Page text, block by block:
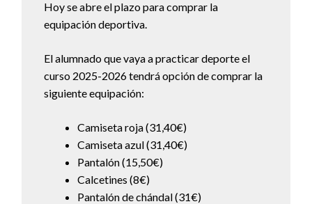
Hoy se abre el plazo para comprar la
equipación deportiva.
El alumnado que vaya a practicar deporte el
curso 2025-2026 tendrá opción de comprar la
siguiente equipación:
Camiseta roja (31,40€)
Camiseta azul (31,40€)
Pantalón (15,50€)
Calcetines (8€)
Pantalón de chándal (31€)